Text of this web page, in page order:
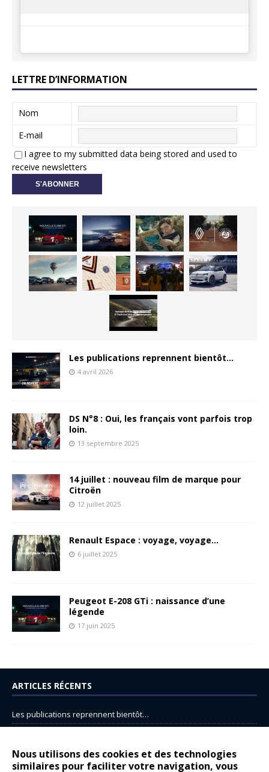
Nous utilisons des cookies et des technologies
similaires pour faciliter votre navigation, vous
LETTRE D’INFORMATION
Nom
E-mail
I agree to my submitted data being stored and used to
receive newsletters
Les publications reprennent bientôt…
4 avril 2026
DS N°8 : Oui, les français vont parfois trop
loin.
13 septembre 2025
14 juillet : nouveau film de marque pour
Citroën
12 juillet 2025
Renault Espace : voyage, voyage…
6 juillet 2025
Peugeot E-208 GTi : naissance d’une
légende
17 juin 2025
ARTICLES RÉCENTS
Les publications reprennent bientôt…
14 juillet : nouveau film de marque pour Citroën